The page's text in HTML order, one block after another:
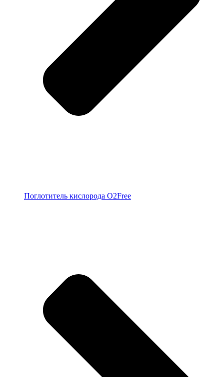
Поглотитель кислорода O2Free